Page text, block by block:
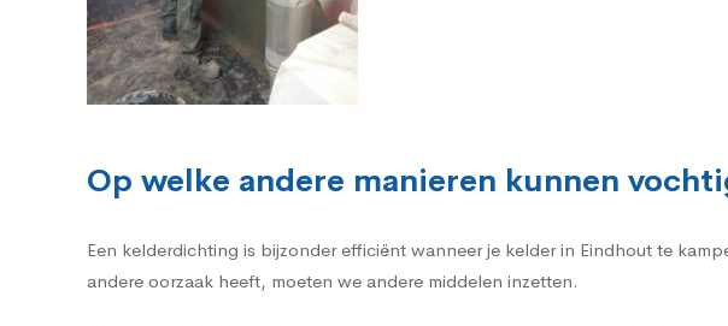
Op welke andere manieren kunnen
Een kelderdichting is bijzonder efficiënt wanneer je kelder in Eindhout te
andere oorzaak heeft, moeten we andere middelen inzetten.